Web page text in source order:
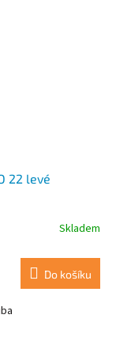
22 levé
Skladem
Do košíku